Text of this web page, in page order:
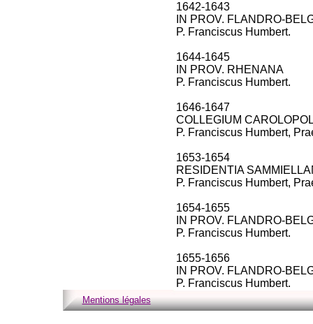
1642-1643
IN PROV. FLANDRO-
P. Franciscus Humbert.
1644-1645
IN PROV. RHENANA
P. Franciscus Humbert.
1646-1647
COLLEGIUM
P. Franciscus Humbert,
1653-1654
RESIDENTIA
P. Franciscus Humbert,
1654-1655
IN PROV. FLANDRO-
P. Franciscus Humbert.
1655-1656
IN PROV. FLANDRO-
P. Franciscus Humbert.
Mentions légales